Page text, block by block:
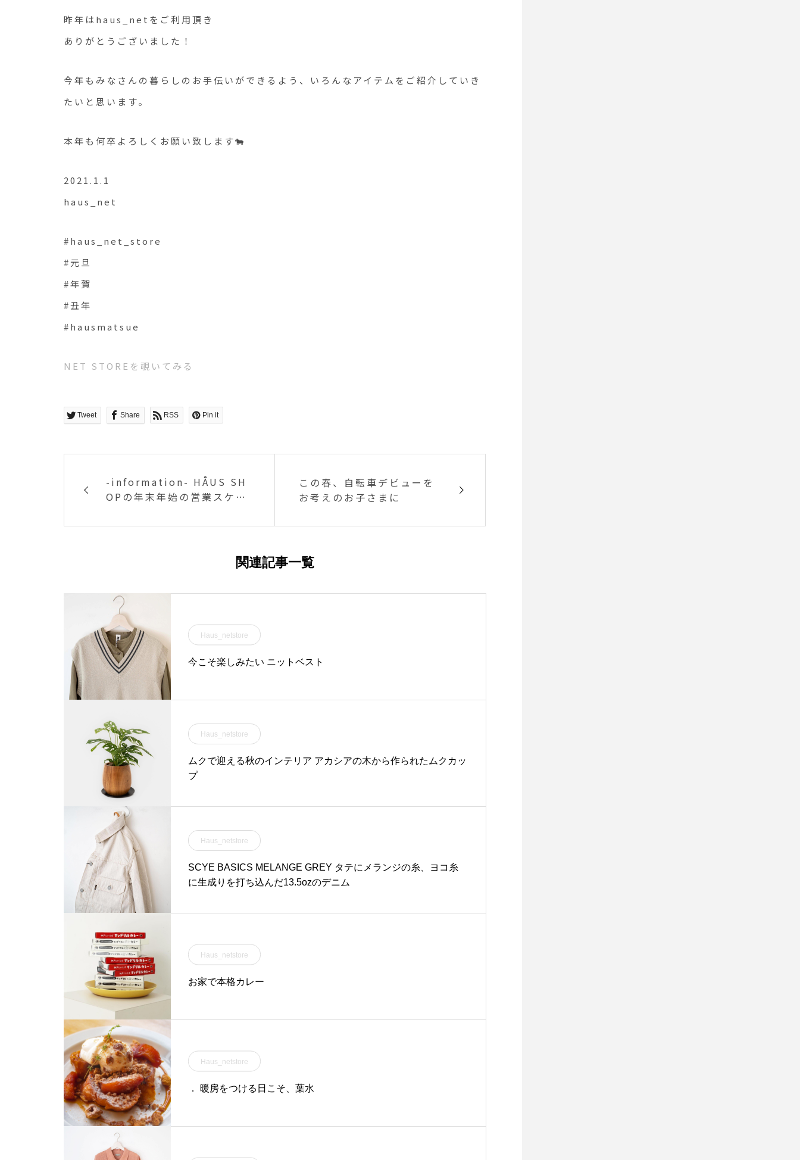
昨年はhaus_netをご利用頂き
ありがとうございました！
今年もみなさんの暮らしのお手伝いができるよう、いろんなアイテムをご紹介していき
たいと思います。
本年も何卒よろしくお願い致します🐄
2021.1.1
haus_net
#haus_net_store
#元旦
#年賀
#丑年
#hausmatsue
NET STOREを覗いてみる
Tweet Share RSS Pin it
-information- HÅUS SH
OPの年末年始の営業スケジ
この春、自転車デビューを
お考えのお子さまに
関連記事一覧
Haus_netstore
今こそ楽しみたい ニットベスト
Haus_netstore
ムクで迎える秋のインテリア アカシアの木から作られたムクカッ
プ
Haus_netstore
SCYE BASICS MELANGE GREY タテにメランジの糸、ヨコ糸
に生成りを打ち込んだ13.5ozのデニム
Haus_netstore
お家で本格カレー
Haus_netstore
． 暖房をつける日こそ、葉水